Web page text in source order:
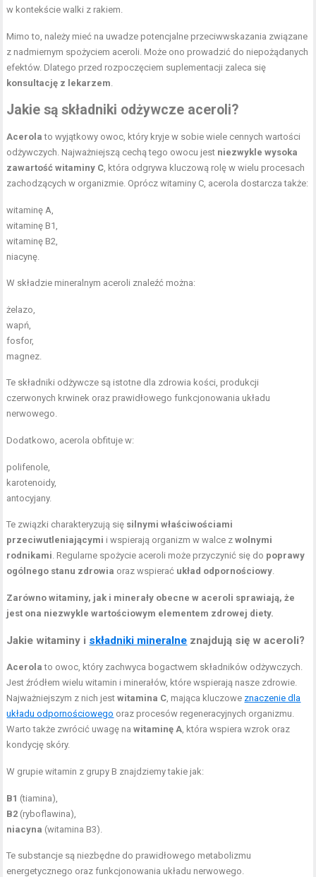
w kontekście walki z rakiem.
Mimo to, należy mieć na uwadze potencjalne przeciwwskazania związane
z nadmiernym spożyciem aceroli. Może ono prowadzić do niepożądanych
efektów. Dlatego przed rozpoczęciem suplementacji zaleca się
konsultację z lekarzem
Jakie są składniki odżywcze aceroli?
Acerola to wyjątkowy owoc, który kryje w sobie wiele cennych wartości
odżywczych. Najważniejszą cechą tego owocu jest niezwykle wysoka
zawartość witaminy C , która odgrywa kluczową rolę w wielu procesach
zachodzących w organizmie. Oprócz witaminy C, acerola dostarcza także:
witaminę A,
witaminę B1,
witaminę B2,
niacynę.
W składzie mineralnym aceroli znaleźć można:
żelazo,
wapń,
fosfor,
magnez.
Te składniki odżywcze są istotne dla zdrowia kości, produkcji
czerwonych krwinek oraz prawidłowego funkcjonowania układu
nerwowego.
Dodatkowo, acerola obfituje w:
polifenole,
karotenoidy,
antocyjany.
Te związki charakteryzują się silnymi właściwościami
przeciwutleniającymi i wspierają organizm w walce zwolnymi
rodnikami . Regularne spożycie aceroli może przyczynić się do poprawy
ogólnego stanu zdrowia oraz wspierać układ odpornościowy
Zarówno witaminy, jak i minerały obecne w aceroli sprawiają, że
jest ona niezwykle wartościowym elementem zdrowej diety.
Jakie witaminy i składniki mineralne znajdują się w aceroli?
Acerola to owoc, który zachwyca bogactwem składników odżywczych.
Jest źródłem wielu witamin i minerałów, które wspierają nasze zdrowie.
Najważniejszym z nich jestwitamina C , mająca kluczowe znaczenie dla
układu odpornościowego oraz procesów regeneracyjnych organizmu.
Warto także zwrócić uwagę nawitaminę A , która wspiera wzrok oraz
kondycję skóry.
W grupie witamin z grupy B znajdziemy takie jak:
B1 (tiamina),
B2 (ryboflawina),
niacyna (witamina B3).
Te substancje są niezbędne do prawidłowego metabolizmu
energetycznego oraz funkcjonowania układu nerwowego.